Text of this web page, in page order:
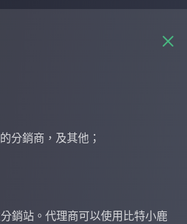
分銷商，及其他；
銷站。代理商可以使用比特小鹿